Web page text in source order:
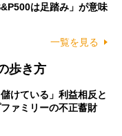
は足踏み」が意味
一覧を見る
歩き方
けている」利益相反と
ァミリーの不正蓄財